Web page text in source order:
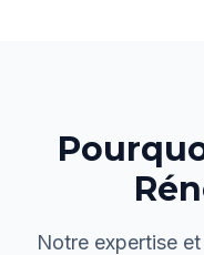
Notre expertise